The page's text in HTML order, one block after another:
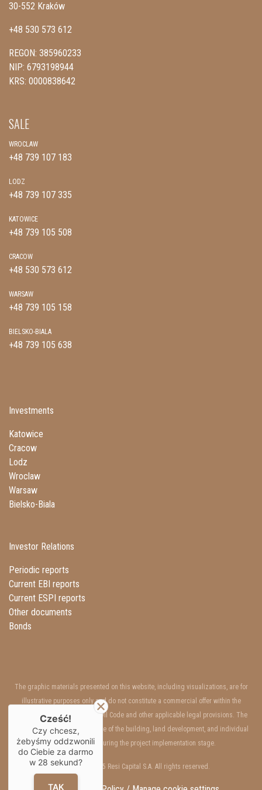
30-552 Kraków
+48 530 573 612
REGON: 385960233
NIP: 6793198944
KRS: 0000838642
SALE
WROCLAW
+48 739 107 183
LODZ
+48 739 107 335
KATOWICE
+48 739 105 508
CRACOW
+48 530 573 612
WARSAW
+48 739 105 158
BIELSKO-BIALA
+48 739 105 638
Investments
Katowice
Cracow
Lodz
Wroclaw
Warsaw
Bielsko-Biala
Investor Relations
Periodic reports
Current EBI reports
Current ESPI reports
Other documents
Bonds
The graphic materials presented on this website, including visualizations, are for
illustrative purposes only and do not constitute a commercial offer within the
meaning of Art. 66 §1 of the Civil Code and other applicable legal provisions. The
interior and exterior appearance of the building, land development, and individual
units may change during the project implementation stage.
Copyrights © 2025 Resi Capital S.A. All rights reserved.
Cześć!
Czy chcesz,
żebyśmy oddzwonili
do Ciebie za darmo
w 28 sekund?
TAK